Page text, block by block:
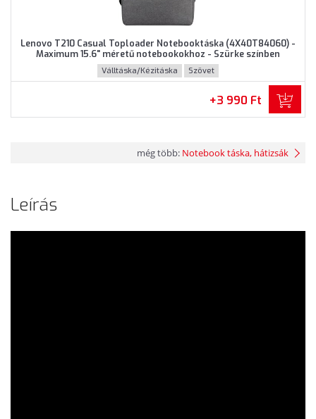
Lenovo T210 Casual Toploader Notebooktáska (4X40T84060) -
Maximum 15.6" méretű notebookokhoz - Szürke színben
Válltáska/Kézitáska Szövet
+3 990 Ft
még több: Notebook táska, hátizsák
Leírás